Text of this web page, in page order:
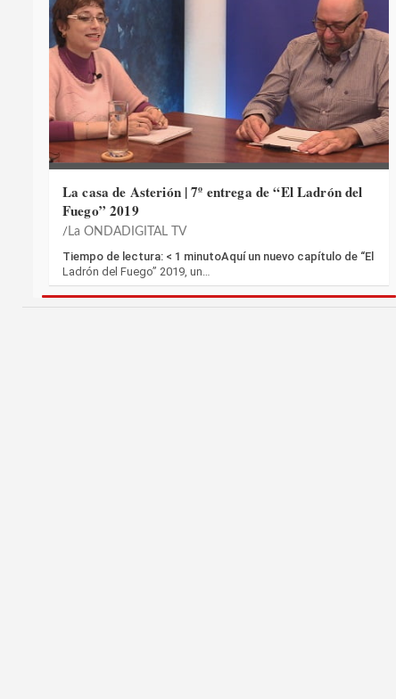
La casa de Asterión | 7º entrega de “El Ladrón del
Fuego” 2019
La ONDADIGITAL TV
Tiempo de lectura: < 1 minutoAquí un nuevo capítulo de “El
Ladrón del Fuego” 2019, un…